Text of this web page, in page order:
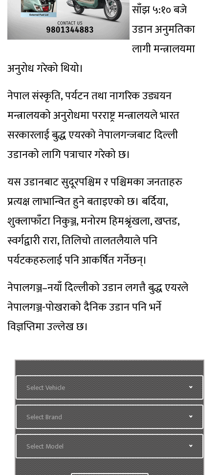
साँझ ५:१० बजे
उडान अनुमतिका
लागी मन्त्रालयमा
अनुरोध गरेको थियो।
नेपाल संस्कृति, पर्यटन तथा नागरिक उड्ययन
मन्त्रालयको अनुरोधमा परराष्ट्र मन्त्रालयले भारत
सरकारलाई बुद्ध एयरको नेपालगन्जबाट दिल्ली
उडानको लागि पत्राचार गरेको छ।
यस उडानबाट सुदूरपश्चिम र पश्चिमका जनताहरु
प्रत्यक्ष लाभान्वित हुने बताइएको छ। बर्दिया,
शुक्लाफाँटा निकुञ्ज, मनोरम हिमश्रृंखला, खप्तड,
स्वर्गद्वारी रारा, तिलिचो तालतलैयाले पनि
पर्यटकहरुलाई पनि आकर्षित गर्नेछन्।
नेपालगञ्ज–नयाँ दिल्लीको उडान लगत्तै बुद्ध एयरले
नेपालगञ्ज-पोखराको दैनिक उडान पनि भर्ने
विज्ञप्तिमा उल्लेख छ।
Select Vehicle
Select Brand
Select Model